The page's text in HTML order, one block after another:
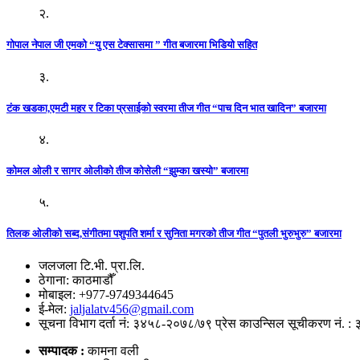
२.
गोपाल नेपाल जी एमको “यु एस टेक्सासमा ” गीत बजारमा भिडियो सहित
३.
टंक खडका,एमटी महर र टिका प्रसाईको स्वरमा तीज गीत “पाच दिन भात खादिन” बजारमा
४.
कोमल ओली र सागर ओलीको तीज कोसेली “झुम्का खस्यो” बजारमा
५.
तिलक ओलीको सब्द,संगीतमा पशुपति शर्मा र सुनिता मगरको तीज गीत “पुतली भुरुभुरु” बजारमा
जलजला टि.भी. प्रा.लि.
ठेगाना: काठमाडौँ
मोबाइल: +977-9749344645
ई-मेल: jaljalatv456@gmail.com
सूचना विभाग दर्ता नं: ३४५८-२०७८/७९ प्रेस काउन्सिल सूचीकरण नं. :
सम्पादक :कामना वली